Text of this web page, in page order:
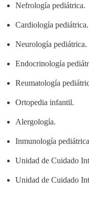
Nefrología pediátrica.
Cardiología pediátrica.
Neurología pediátrica.
Endocrinología
Reumatología
Ortopedia infantil.
Alergología.
Inmunología
Unidad de Cuidado
Unidad de Cuidado